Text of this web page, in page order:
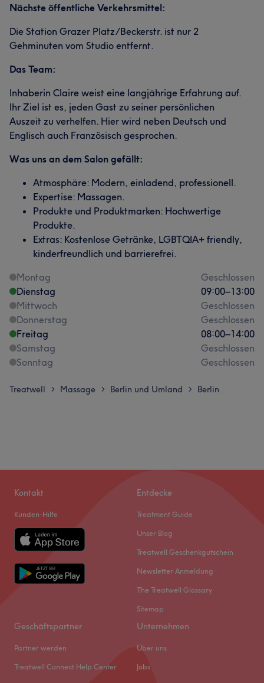
Nächste öffentliche Verkehrsmittel:
Die Station Grazer Platz/Beckerstr. ist nur 2
Gehminuten vom Studio entfernt.
Das Team:
Inhaberin Claire weist eine langjährige Erfahrung auf.
Ihr Ziel ist es, jeden Gast zu seiner persönlichen
Auszeit zu verhelfen. Hier wird neben Deutsch und
Englisch auch Französisch gesprochen.
Was uns an dem Salon gefällt:
Atmosphäre: Modern, einladend, professionell.
Expertise: Massagen.
Produkte und Produktmarken: Hochwertige
Produkte.
Extras: Kostenlose Getränke, LGBTQIA+ friendly,
kinderfreundlich und barrierefrei.
Montag
Geschlossen
Dienstag
09:00–13:00
Mittwoch
Geschlossen
Donnerstag
Geschlossen
Freitag
08:00–14:00
Samstag
Geschlossen
Sonntag
Geschlossen
Treatwell > Massage > Berlin und Umland > Berlin
Kontakt
Kunden-Hilfe
Entdecke
Treatment Guide
Unser Blog
Treatwell Geschenkgutschein
Newsletter Anmeldung
The Treatwell Glossary
Sitemap
Geschäftspartner
Partner werden
Treatwell Connect Help Center
Unternehmen
Über uns
Jobs